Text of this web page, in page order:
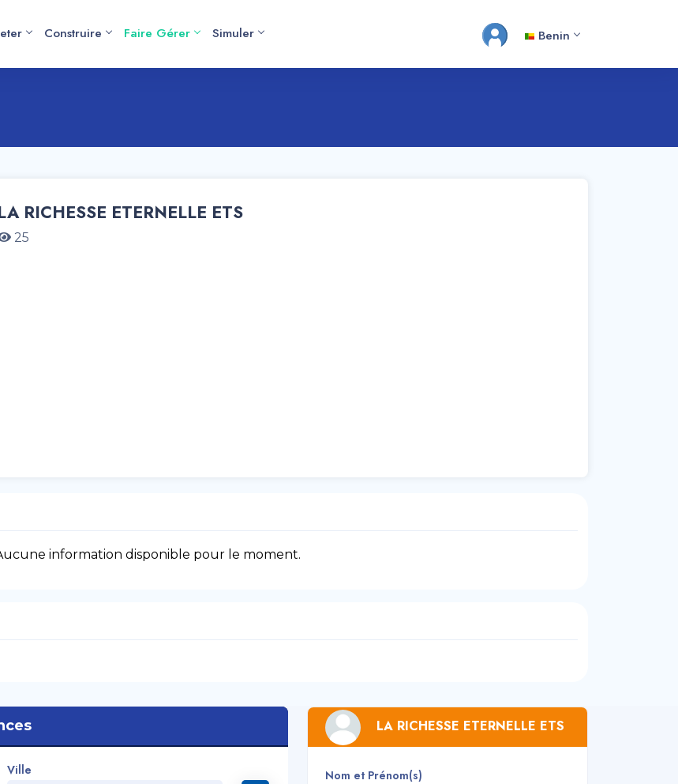
Construire Faire Gérer Simuler Benin
RICHESSE ETERNELLE ETS
25
information disponible pour le moment.
Ville
LA RICHESSE ETERNELLE ETS
Nom et Prénom(s)